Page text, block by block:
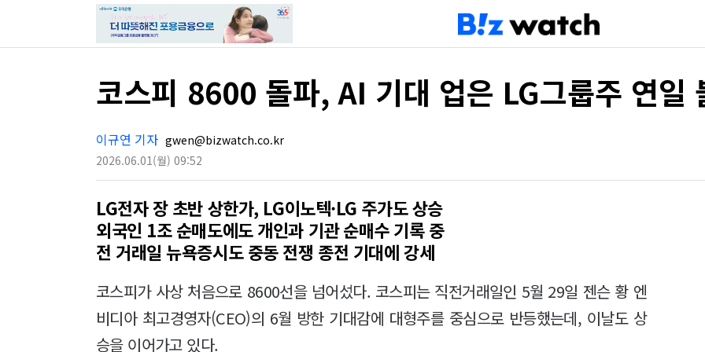
코스피 8600 돌파, AI 기대 업은 LG그룹주 연일
이규연 기자 gwen@bizwatch.co.kr
2026.06.01(월) 09:52
LG전자 장 초반 상한가, LG이노텍·LG 주가도 상승
외국인 1조 순매도에도 개인과 기관 순매수 기록 중
전 거래일 뉴욕증시도 중동 전쟁 종전 기대에 강세
코스피가 사상 처음으로 8600선을 넘어섰다. 코스피는 직전거래일인 5월 29일 젠슨 황 엔
비디아 최고경영자(CEO)의 6월 방한 기대감에 대형주를 중심으로 반등했는데, 이날도 상
승을 이어가고 있다.